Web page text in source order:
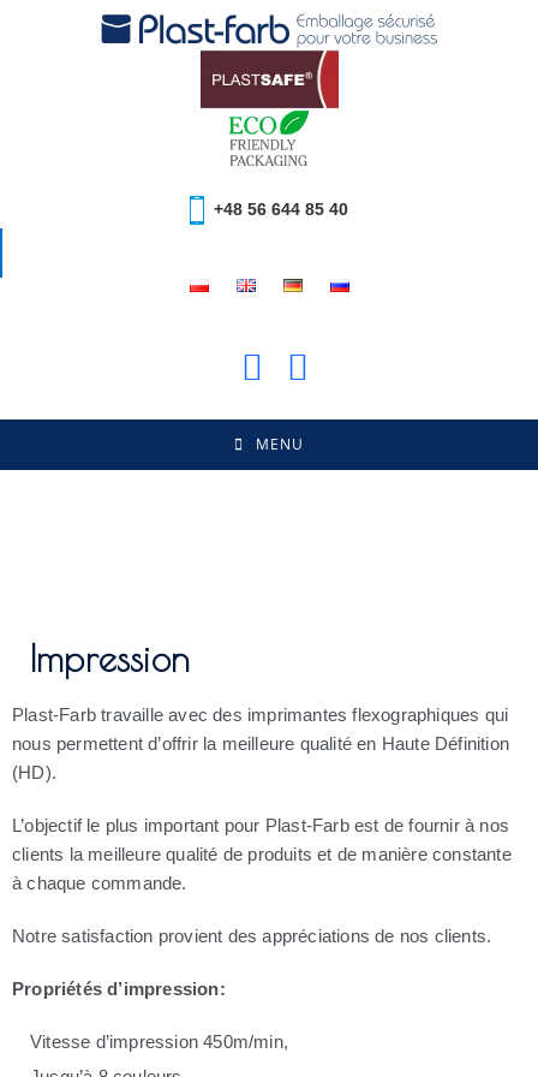
+48 56 644 85 40
MENU
Impression
Plast-Farb travaille avec des imprimantes flexographiques qui
nous permettent d’offrir la meilleure qualité en Haute Définition
(HD).
L’objectif le plus important pour Plast-Farb est de fournir à nos
clients la meilleure qualité de produits et de manière constante
à chaque commande.
Notre satisfaction provient des appréciations de nos clients.
Propriétés d’impression:
Vitesse d’impression 450m/min,